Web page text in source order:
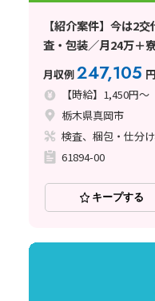
【紹介案件】今は2
査・包装／月24万＋
月収例247,105 円
【時給】1,450円～
栃木県真岡市
検査、梱包・仕分
61894-00
キープする